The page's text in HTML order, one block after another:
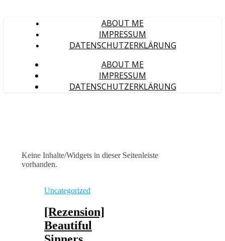
ABOUT ME
IMPRESSUM
DATENSCHUTZERKLÄRUNG
ABOUT ME
IMPRESSUM
DATENSCHUTZERKLÄRUNG
Keine Inhalte/Widgets in dieser Seitenleiste
vorhanden.
Uncategorized
[Rezension]
Beautiful